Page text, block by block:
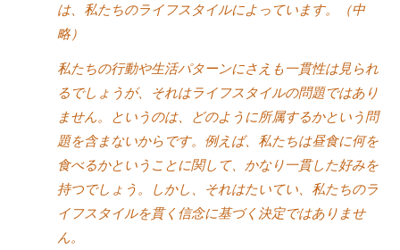
は、私たちのライフスタイルによっています。（中
略）
私たちの行動や生活パターンにさえも一貫性は見られ
るでしょうが、それはライフスタイルの問題ではあり
ません。というのは、どのように所属するかという問
題を含まないからです。例えば、私たちは昼食に何を
食べるかということに関して、かなり一貫した好みを
持つでしょう。しかし、それはたいてい、私たちのラ
イフスタイルを貫く信念に基づく決定ではありませ
ん。